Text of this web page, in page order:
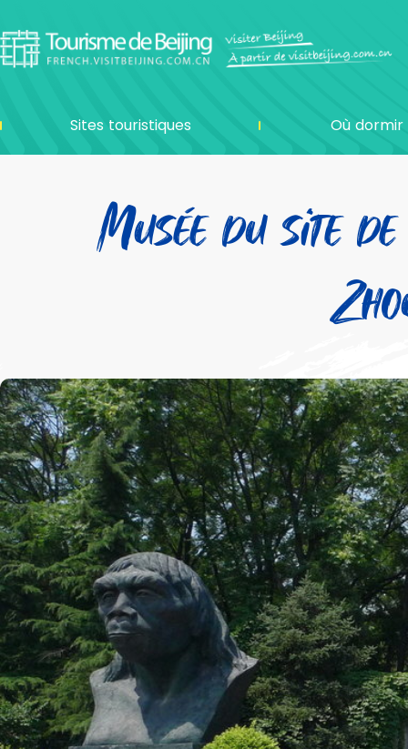
Sites touristiques Où dormir
Musée du site